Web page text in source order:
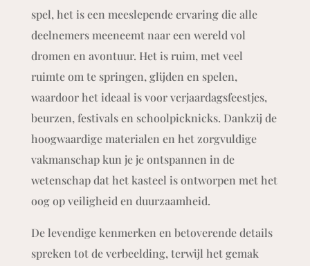
spel, het is een meeslepende ervaring die alle
deelnemers meeneemt naar een wereld vol
dromen en avontuur. Het is ruim, met veel
ruimte om te springen, glijden en spelen,
waardoor het ideaal is voor verjaardagsfeestjes,
beurzen, festivals en schoolpicknicks. Dankzij de
hoogwaardige materialen en het zorgvuldige
vakmanschap kun je je ontspannen in de
wetenschap dat het kasteel is ontworpen met het
oog op veiligheid en duurzaamheid.
De levendige kenmerken en betoverende details
spreken tot de verbeelding, terwijl het gemak